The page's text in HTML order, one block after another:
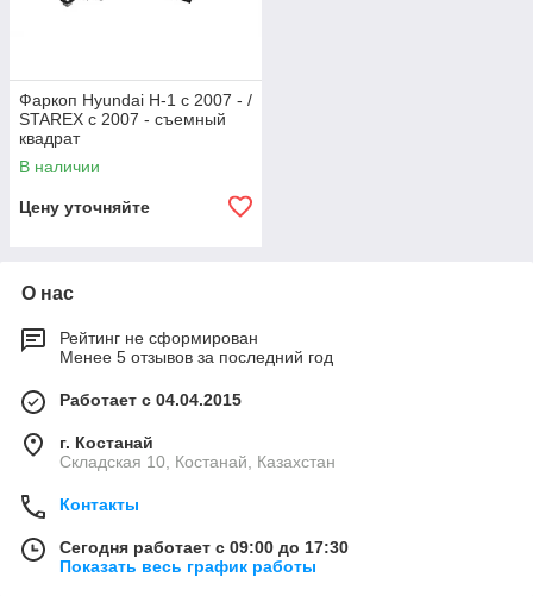
Фаркоп Hyundai H-1 с 2007 - /
STAREX c 2007 - съемный
квадрат
В наличии
Цену уточняйте
О нас
Рейтинг не сформирован
Менее 5 отзывов за последний год
Работает с 04.04.2015
г. Костанай
Складская 10, Костанай, Казахстан
Контакты
Сегодня работает с 09:00 до 17:30
Показать весь график работы